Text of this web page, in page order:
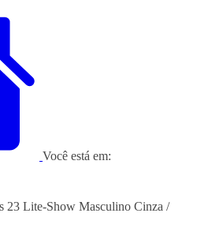
Você está em:
23 Lite-Show Masculino Cinza /